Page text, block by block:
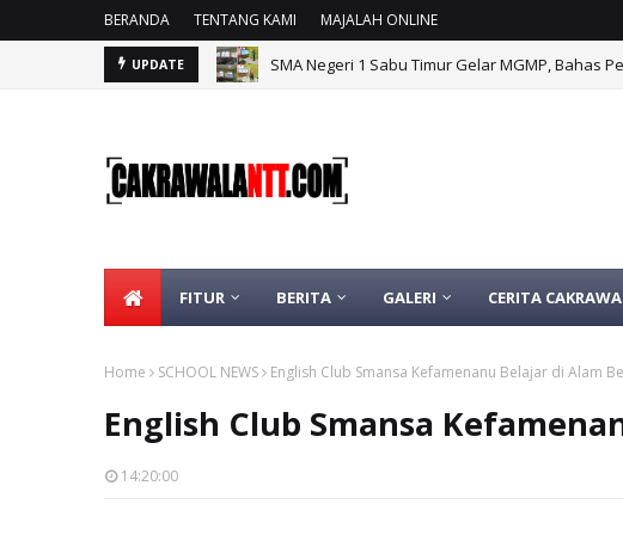
BERANDA TENTANG KAMI MAJALAH ONLINE
UPDATE SMA Negeri 1 Sabu Timur Gelar MGMP, Bahas
FITUR BERITA GALERI CERITA
Home SCHOOL NEWS English Club Smansa Kefamenanu Belajar di Alam
English Club Smansa
14:20:00